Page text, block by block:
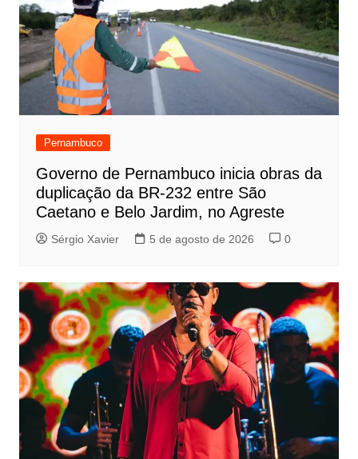
Pernambuco
Governo de Pernambuco inicia obras da
duplicação da BR-232 entre São
Caetano e Belo Jardim, no Agreste
Sérgio Xavier 5 de agosto de 2026 0